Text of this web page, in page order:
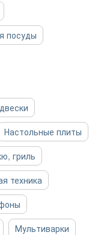
посуды
Настольные плиты
гриль
техника
Мультиварки